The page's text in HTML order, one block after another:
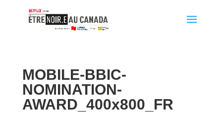
MOBILE-BBIC-
NOMINATION-
AWARD_400x800_FR